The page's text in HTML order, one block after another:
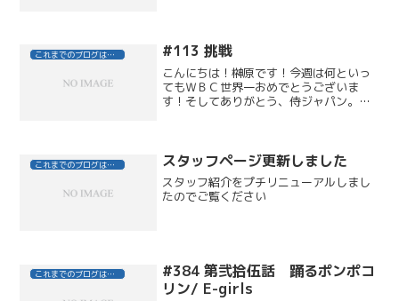
これまでのブログはこちら #113 挑戦
こんにちは！榊原です！今週は何といっ
てもＷＢＣ世界一おめでとうございま
す！そしてありがとう、侍ジャパン。久
しています！それはゴルフで...
これまでのブログはこちら スタッフページ更新しました
スタッフ紹介をプチリニューアルしまし
たのでご覧ください
これまでのブログはこちら
#384 第弐拾伍話 踊るポンポコ
リン/ E-girls